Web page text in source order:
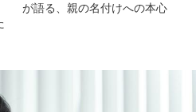
が語る、親の名付けへの本心